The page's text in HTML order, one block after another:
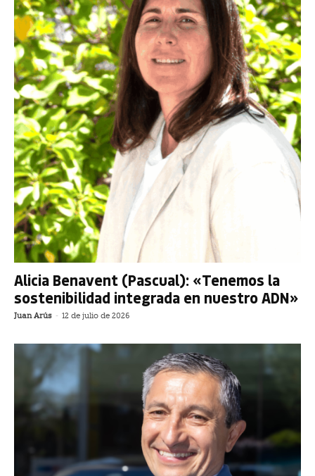
Alicia Benavent (Pascual): «Tenemos la
sostenibilidad integrada en nuestro ADN»
Juan Arús - 12 de julio de 2026